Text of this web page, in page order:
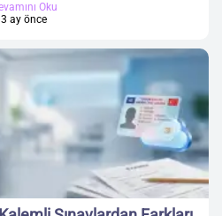
Oku
3 ay önce